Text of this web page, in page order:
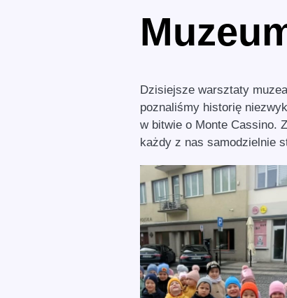
Dzisiejsze warsztaty
poznaliśmy historię
w bitwie o Monte Cassino.
każdy z nas samodzielnie